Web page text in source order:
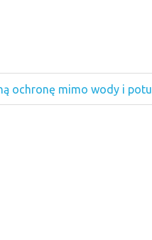
ochronę mimo wody i potu